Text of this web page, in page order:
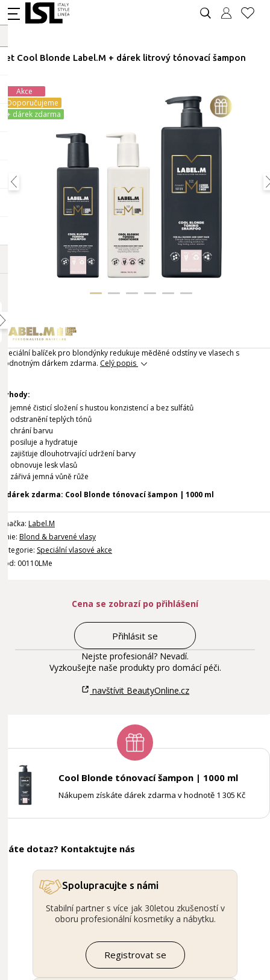
Set Cool Blonde Label.M + dárek litrový tónovací šampon
Akce
Doporučujeme
+ dárek zdarma
Speciální balíček pro blondýnky redukuje měděné odstíny ve vlasech s
hodnotným dárkem zdarma. Celý popis
Výhody:
jemné čisticí složení s hustou konzistencí a bez sulfátů
odstranění teplých tónů
chrání barvu
posiluje a hydratuje
zajišťuje dlouhotrvající udržení barvy
obnovuje lesk vlasů
zářivá jemná vůně růže
+ dárek zdarma: Cool Blonde tónovací šampon | 1000 ml
Značka: Label.M
Linie: Blond & barvené vlasy
Kategorie: Speciální vlasové akce
Kód: 00110LMe
Cena se zobrazí po přihlášení
Přihlásit se
Nejste profesionál? Nevadí.
Vyzkoušejte naše produkty pro domácí péči.
navštívit BeautyOnline.cz
Cool Blonde tónovací šampon | 1000 ml
Nákupem získáte dárek zdarma v hodnotě 1 305 Kč
Máte dotaz? Kontaktujte nás
Spolupracujte s námi
Stabilní partner s více jak 30letou zkušeností v
oboru profesionální kosmetiky a nábytku.
Registrovat se